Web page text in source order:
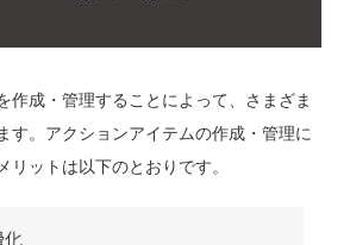
作成・管理することによって、さまざま
す。アクションアイテムの作成・管理に
リットは以下のとおりです。
化